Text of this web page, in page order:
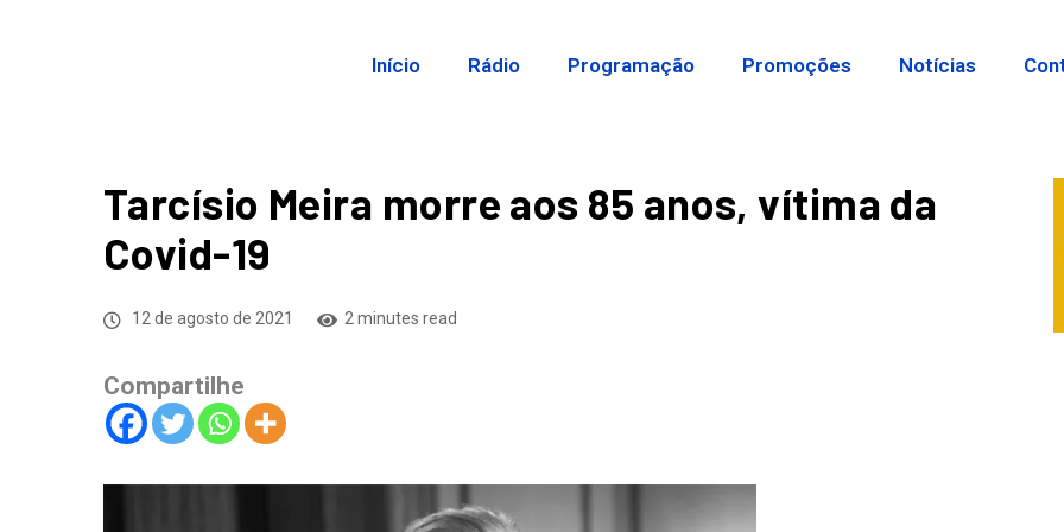
Início Rádio Programação Promoções Notícias
Tarcísio Meira morre aos 85 anos, vítima da
Covid-19
12 de agosto de 2021 2 minutes read
Compartilhe